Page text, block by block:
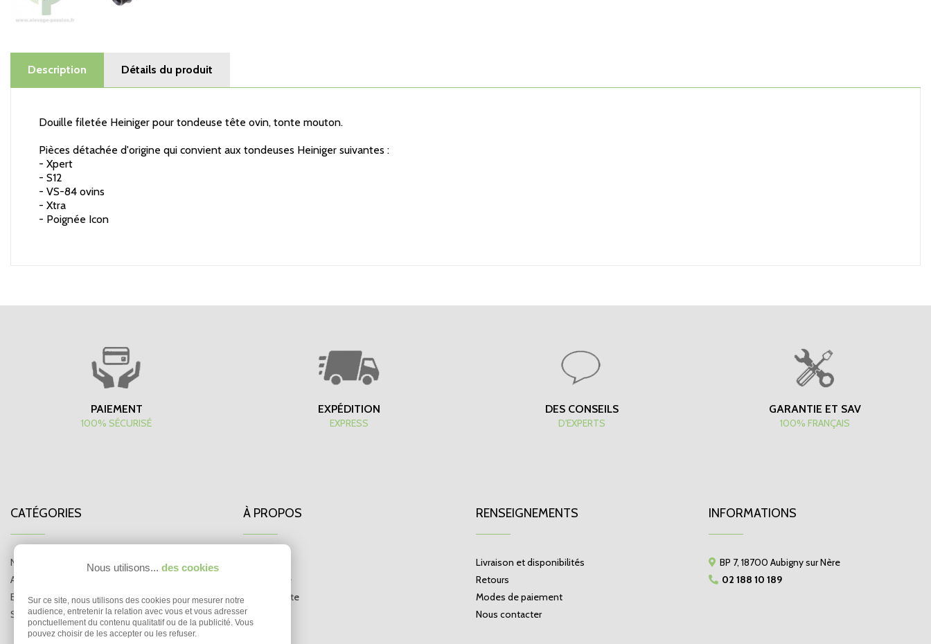
Description Détails du produit
Douille filetée Heiniger pour tondeuse tête ovin, tonte mouton.
Pièces détachée d'origine qui convient aux tondeuses Heiniger suivantes :
- Xpert
- S12
- VS-84 ovins
- Xtra
- Poignée Icon
PAIEMENT
100% SÉCURISÉ
EXPÉDITION
EXPRESS
DES CONSEILS
D'EXPERTS
GARANTIE ET SAV
100% FRANÇAIS
CATÉGORIES
Nouveautés
Animaux
Elevage
S.A.V.
À PROPOS
Plan du site
Mon compte
RENSEIGNEMENTS
Livraison et disponibilités
Retours
Modes de paiement
Nous contacter
INFORMATIONS
BP 7, 18700 Aubigny sur Nère
02 188 10 189
Nous utilisons... des cookies
Sur ce site, nous utilisons des cookies pour mesurer notre
audience, entretenir la relation avec vous et vous adresser
ponctuellement du contenu qualitatif ou de la publicité. Vous
pouvez choisir de les accepter ou les refuser.